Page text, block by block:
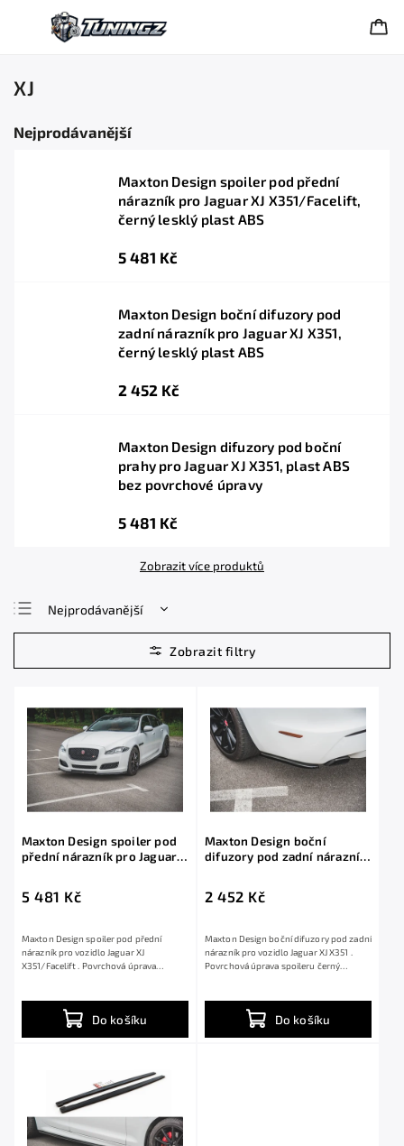
XJ
Nejprodávanější
Maxton Design spoiler pod přední
nárazník pro Jaguar XJ X351/Facelift,
černý lesklý plast ABS
5 481 Kč
Maxton Design boční difuzory pod
zadní nárazník pro Jaguar XJ X351,
černý lesklý plast ABS
2 452 Kč
Maxton Design difuzory pod boční
prahy pro Jaguar XJ X351, plast ABS
bez povrchové úpravy
5 481 Kč
Zobrazit více produktů
Nejprodávanější
Nejlevnější
Nejdražší
Maxton Design spoiler pod
přední nárazník pro Jaguar
5 481 Kč
Do košíku
Maxton Design spoiler pod přední
nárazník pro vozidlo Jaguar XJ
X351/Facelift . Povrchová úprava
Maxton Design boční
difuzory pod zadní nárazník
2 452 Kč
Do košíku
Maxton Design boční difuzory pod zadní
nárazník pro vozidlo Jaguar XJ X351 .
Povrchová úprava spoileru černý